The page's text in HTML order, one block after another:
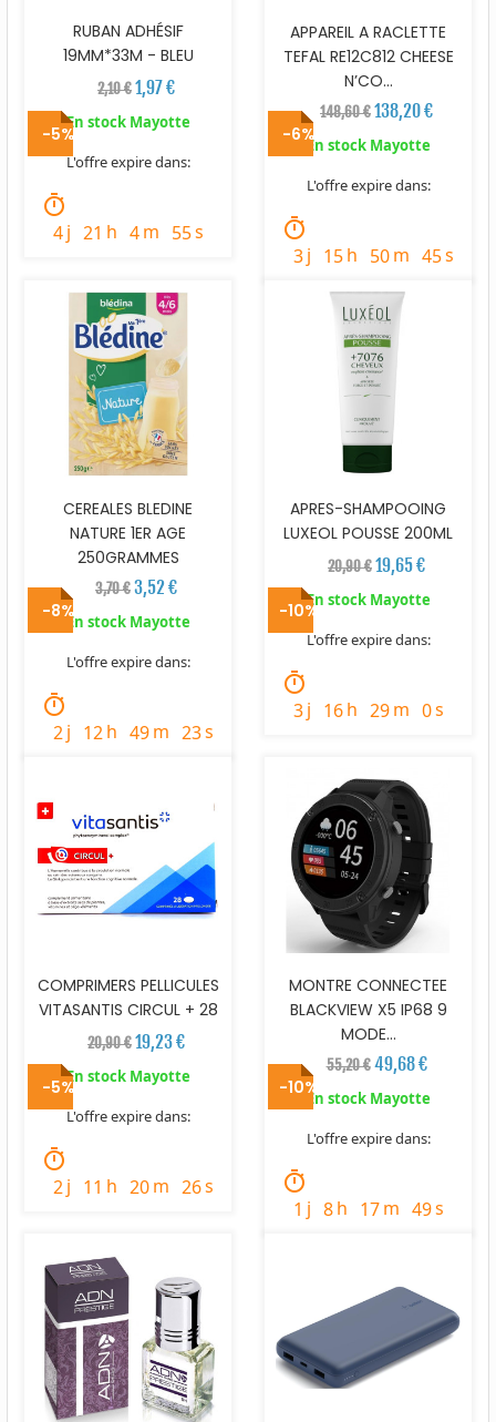
RUBAN ADHÉSIF
19MM*33M - BLEU
2,10 €1,97 €
En stock Mayotte
L'offre expire dans:
timer
4j 21 h 4m 54s
APPAREIL A RACLETTE
TEFAL RE12C812 CHEESE
N’CO...
148,60 €138,20 €
En stock Mayotte
L'offre expire dans:
timer
3j 15h 50m 44s
-5%
CEREALES BLEDINE
NATURE 1ER AGE
250GRAMMES
3,70 €3,52 €
En stock Mayotte
L'offre expire dans:
timer
2j 12h 49m 22s
-6%
APRES-SHAMPOOING
LUXEOL POUSSE 200ML
20,90 €19,65 €
En stock Mayotte
L'offre expire dans:
timer
3j 16h 29m 58
-8%
COMPRIMERS PELLICULES
VITASANTIS CIRCUL + 28
20,90 €19,23 €
En stock Mayotte
L'offre expire dans:
timer
2j 11 h 20m 25s
-10%
MONTRE CONNECTEE
BLACKVIEW X5 IP68 9
MODE...
55,20 € 49,68 €
En stock Mayotte
L'offre expire dans:
timer
1 j 8h 17m 48s
-5% -10%